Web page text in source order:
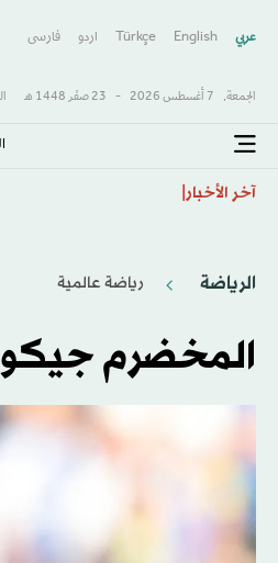
عربي English
Türkçe اردو فارسى
الجمعة, 7 أغسطس 2026 - 23 صفَر 1448 هـ
آخر الأخبار
الرياضة رياضة عالمية
المخضرم جيكو